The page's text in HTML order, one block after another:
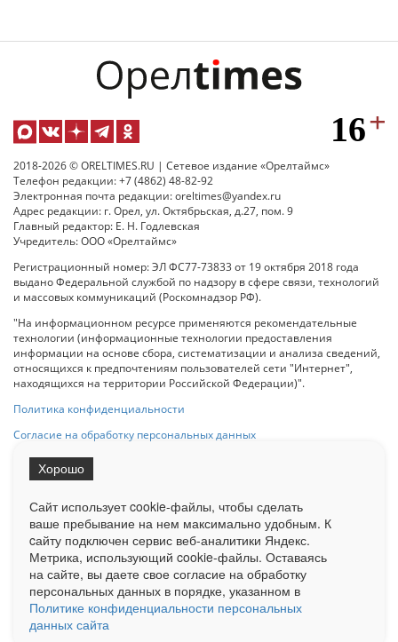
2018-2026 © ORELTIMES.RU | Сетевое издание «Орелтаймс»
Телефон редакции: +7 (4862) 48-82-92
Электронная почта редакции: oreltimes@yandex.ru
Адрес редакции: г. Орел, ул. Октябрьская, д.27, пом. 9
Главный редактор: Е. Н. Годлевская
Учредитель: ООО «Орелтаймс»
Регистрационный номер: ЭЛ ФС77-73833 от 19 октября 2018 года
выдано Федеральной службой по надзору в сфере связи, технологий
и массовых коммуникаций (Роскомнадзор РФ).
"На информационном ресурсе применяются рекомендательные
технологии (информационные технологии предоставления
информации на основе сбора, систематизации и анализа сведений,
относящихся к предпочтениям пользователей сети "Интернет",
находящихся на территории Российской Федерации)".
Политика конфиденциальности
Согласие на обработку персональных данных
на Сетевое издание «ОрелТаймс» обязательна.
Ограниченная статистика посещаемости доступна на сайте
Liveinternet.ru . Подробная статистика для рекламодателей по запросу
у менеджера.
Реклама Документы О нас Контакты
Сайт использует cookie-файлы, чтобы сделать
ваше пребывание на нем максимально удобным. К
cайту подключен сервис веб-аналитики Яндекс.
Метрика, использующий cookie-файлы. Оставаясь
на сайте, вы даете свое согласие на обработку
персональных данных в порядке, указанном в
Политике конфиденциальности персональных
данных сайта
Хорошо